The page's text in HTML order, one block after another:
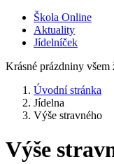
Škola Online
Aktuality
Jídelníček
Krásné prázdniny
Úvodní stránka
Jídelna
Výše stravného
Výše